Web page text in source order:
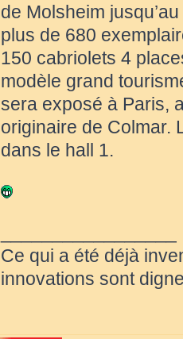
de Molsheim
plus de 680
150 cabriolets 4
modèle grand
sera exposé à Paris,
originaire de Colmar.
dans le hall 1.
Ce qui a été déjà
innovations sont